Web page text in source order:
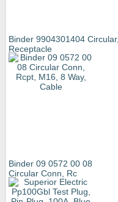
Binder 9904301404 Circular,
Receptacle
Binder 09 0572 00 08
Circular Conn, Rc